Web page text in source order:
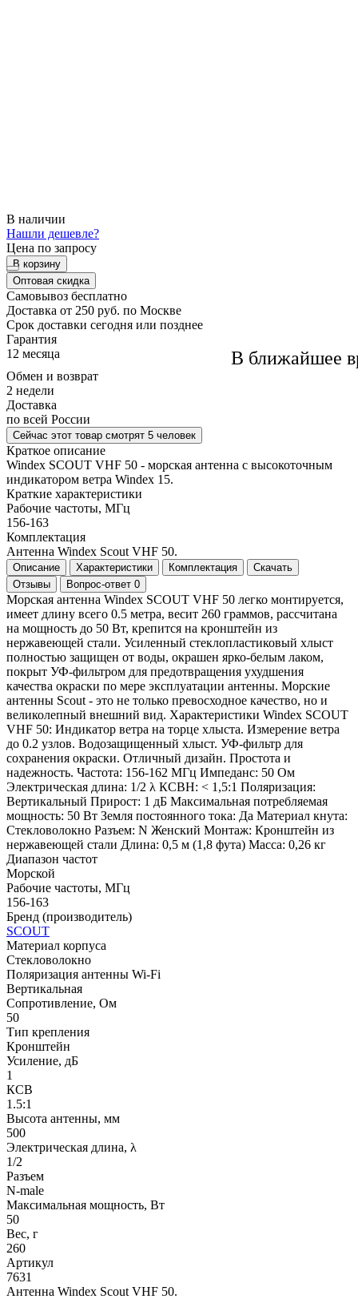
В наличии
Нашли дешевле?
В ближайшее
Цена по запросу
В корзину
Оптовая скидка
Самовывоз бесплатно
Доставка от 250 руб. по Москве
Cрок доставки сегодня или позднее
Гарантия
12 месяца
Обмен и возврат
2 недели
Доставка
по всей России
Сейчас этот товар смотрят 5 человек
Краткое описание
Windex SCOUT VHF 50 - морская антенна с высокоточным
индикатором ветра Windex 15.
Краткие характеристики
Рабочие частоты, МГц
156-163
Комплектация
Антенна Windex Scout VHF 50.
Описание Характеристики Комплектация
Скачать
Отзывы
Вопрос-ответ 0
Морская антенна Windex SCOUT VHF 50 легко монтируется,
имеет длину всего 0.5 метра, весит 260 граммов, рассчитана
на мощность до 50 Вт, крепится на кронштейн из
нержавеющей стали. Усиленный стеклопластиковый хлыст
полностью защищен от воды, окрашен ярко-белым лаком,
покрыт УФ-фильтром для предотвращения ухудшения
качества окраски по мере эксплуатации антенны. Морские
антенны Scout - это не только превосходное качество, но и
великолепный внешний вид. Характеристики Windex SCOUT
VHF 50: Индикатор ветра на торце хлыста. Измерение ветра
до 0.2 узлов. Водозащищенный хлыст. УФ-фильтр для
сохранения окраски. Отличный дизайн. Простота и
надежность. Частота: 156-162 МГц Импеданс: 50 Ом
Электрическая длина: 1/2 λ КСВН: < 1,5:1 Поляризация:
Вертикальный Прирост: 1 дБ Максимальная потребляемая
мощность: 50 Вт Земля постоянного тока: Да Материал кнута:
Стекловолокно Разъем: N Женский Монтаж: Кронштейн из
нержавеющей стали Длина: 0,5 м (1,8 фута) Масса: 0,26 кг
Диапазон частот
Морской
Рабочие частоты, МГц
156-163
Бренд (производитель)
SCOUT
Материал корпуса
Стекловолокно
Поляризация антенны Wi-Fi
Вертикальная
Сопротивление, Ом
50
Тип крепления
Кронштейн
Усиление, дБ
1
КСВ
1.5:1
Высота антенны, мм
500
Электрическая длина, λ
1/2
Разъем
N-male
Максимальная мощность, Вт
50
Вес, г
260
Артикул
7631
Антенна Windex Scout VHF 50.